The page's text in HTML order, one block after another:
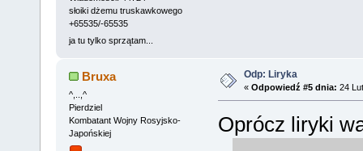
słoiki dżemu truskawkowego
+65535/-65535
ja tu tylko sprzątam...
Bruxa
^,..,^
Pierdziel
Kombatant Wojny Rosyjsko-
Japońskiej
Odp: Liryka
« Odpowiedź #5 dnia: 24
Oprócz liryki